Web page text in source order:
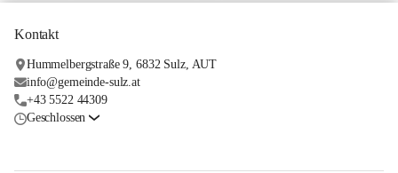
Kontakt
Hummelbergstraße 9, 6832 Sulz, AUT
info@gemeinde-sulz.at
+43 5522 44309
Geschlossen